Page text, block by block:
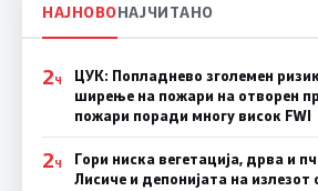
НАЈНОВОНАЈЧИТАНО
2Ч
ЦУК: Попладнево зголемен
ширење на пожари на отворен
пожари поради многу висок FWI
2Ч
Гори ниска вегетација, дрва и
Лисиче и депонијата на